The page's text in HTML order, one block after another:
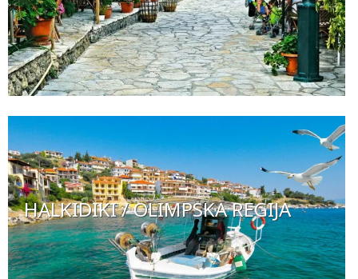
HALKIDIKI / OLIMPSKA REGIJA